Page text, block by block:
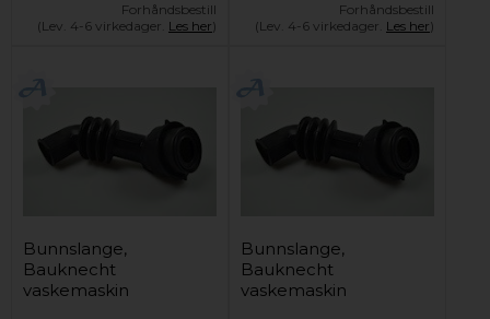
Forhåndsbestill
(Lev. 4-6 virkedager. Les her)
Forhåndsbestill
(Lev. 4-6 virkedager. Les her)
Bunnslange,
Bauknecht
vaskemaskin
Bunnslange,
Bauknecht
vaskemaskin